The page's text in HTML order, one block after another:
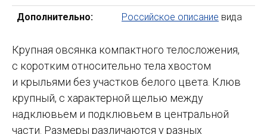
Дополнительно: Российское описание вида
Крупная овсянка компактного телосложения,
с коротким относительно тела хвостом
и крыльями без участков белого цвета. Клюв
крупный, с характерной щелью между
надклювьем и подклювьем в центральной
части. Размеры различаются у разных